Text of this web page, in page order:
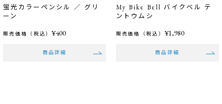
蛍光カラーペンシル ／ グリ
ーン
販売価格（税込） ¥400
商品詳細
My Bike Bell バイクベル テ
ントウムシ
販売価格（税込） ¥1,980
商品詳細